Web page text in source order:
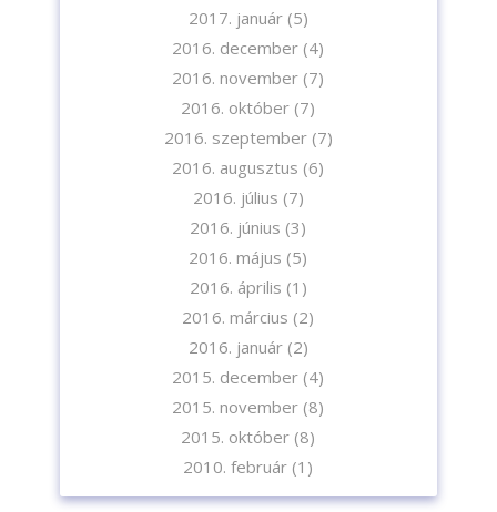
2017. január(5)
2016. december (4)
2016. november (7)
2016. október (7)
2016. szeptember(7)
2016. augusztus (6)
2016. július (7)
2016. június (3)
2016. május (5)
2016. április (1)
2016. március (2)
2016. január(2)
2015. december (4)
2015. november (8)
2015. október (8)
2010. február (1)